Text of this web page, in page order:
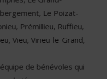
Le Poizat-
Prémillieu, Ruffieu,
Vieu, Virieu-le-Grand,
de bénévoles qui